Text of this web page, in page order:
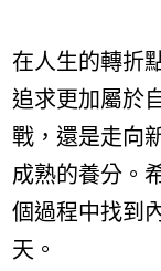
在人生的轉折
追求更加屬於
戰，還是走向
成熟的養分。
個過程中找到
天。